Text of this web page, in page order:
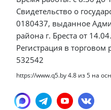
Свидетельство о
0180437, выданное
района г. Бреста от
Регистрация в торговом
532542
https://www.q5.by4.8 из5 на